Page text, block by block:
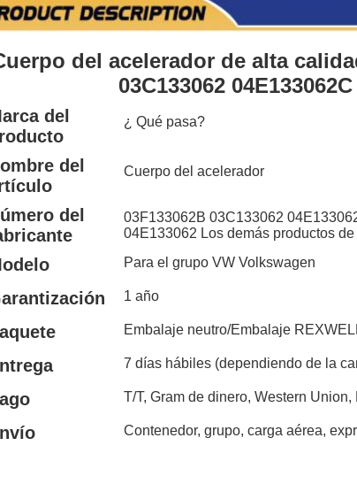
del acelerador de alta
03C133062
del
¿ Qué pasa?
del
Cuerpo del acelerador
del
03F133062B 03C133062
04E133062 Los demás productos
Para el grupo VW Volkswagen
1 año
Embalaje neutro/Embalaje
7 días hábiles (dependiendo de la
T/T, Gram de dinero, Western Union,
Contenedor, grupo, carga aérea,